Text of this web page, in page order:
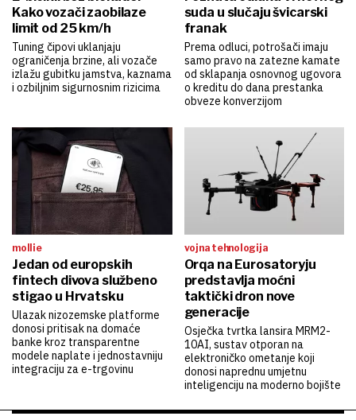
Kako vozači zaobilaze
limit od 25 km/h
Tuning čipovi uklanjaju
ograničenja brzine, ali vozače
izlažu gubitku jamstva, kaznama
i ozbiljnim sigurnosnim rizicima
suda u slučaju švicarski
franak
Prema odluci, potrošači imaju
samo pravo na zatezne kamate
od sklapanja osnovnog ugovora
o kreditu do dana prestanka
obveze konverzijom
mollie
Jedan od europskih
fintech divova službeno
stigao u Hrvatsku
Ulazak nizozemske platforme
donosi pritisak na domaće
banke kroz transparentne
modele naplate i jednostavniju
integraciju za e-trgovinu
vojna tehnologija
Orqa na Eurosatoryju
predstavlja moćni
taktički dron nove
generacije
Osječka tvrtka lansira MRM2-
10AI, sustav otporan na
elektroničko ometanje koji
donosi naprednu umjetnu
inteligenciju na moderno bojište